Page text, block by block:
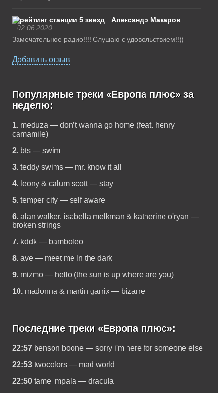
Александр Макаров
02.06.2020
Замечательное радио!!!! Слушаю с удовольствием!!))
Добавить отзыв
Популярные треки «Европа плюс» за
неделю:
1. meduza — don’t wanna go home (feat. henry
camamile)
2. bts — swim
3. teddy swims — mr. know it all
4. leony & calum scott — stay
5. temper city — self aware
6. alan walker, isabella melkman & katherine o'ryan —
broken strings
7. kddk — bamboleo
8. ave — meet me in the dark
9. mizmo — hello (the sun is up where are you)
10. madonna & martin garrix — bizarre
Последние треки «Европа плюс»:
22:57 benson boone — sorry i'm here for someone else
22:53 twocolors — mad world
22:50 tame impala — dracula